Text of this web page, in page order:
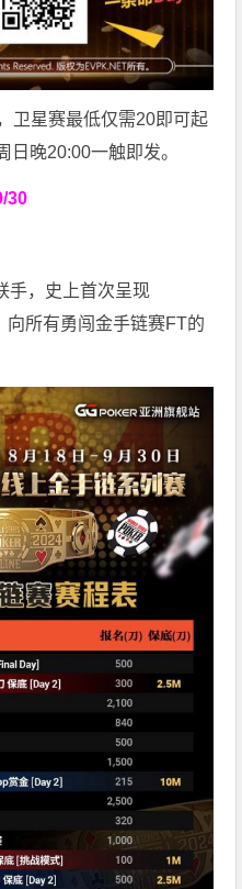
卫星赛最低仅需20即可起
日晚20:00一触即发。
30
手，史上首次呈现
向所有勇闯金手链赛FT的